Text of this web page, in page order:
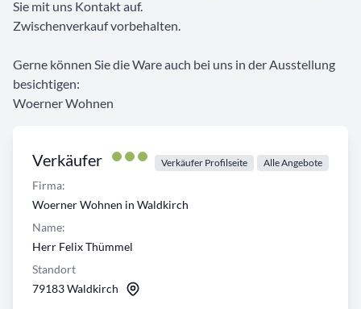
Verkäufer Verkäufer Profilseite Alle Angebote
Firma:
Woerner Wohnen in Waldkirch
Name:
Herr Felix Thümmel
Standort
79183 Waldkirch
Sie mit uns Kontakt auf.
Zwischenverkauf vorbehalten.
Gerne können Sie die Ware auch bei uns in der Ausstellung
besichtigen:
Woerner Wohnen